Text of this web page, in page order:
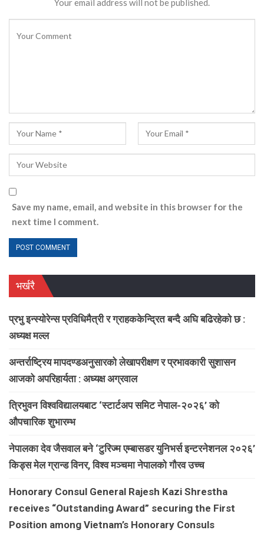
Your email address will not be published.
Save my name, email, and website in this browser for the
next time I comment.
भर्खरै
प्रभु इन्स्योरेन्स प्रविधिमैत्री र ग्राहककेन्द्रित बन्दै अघि बढिरहेको छ :
अध्यक्ष मल्ल
अन्तर्राष्ट्रिय मापदण्डअनुसारको लेखापरीक्षण र प्रभावकारी सुशासन
आजको अपरिहार्यता : अध्यक्ष अग्रवाल
त्रिभुवन विश्वविद्यालयबाट ‘स्टार्टअप समिट नेपाल-२०२६’ को
औपचारिक शुभारम्भ
नेपालका देव जैसवाल बने ‘टुरिज्म एम्बासडर युनिभर्स इन्टरनेशनल २०२६’
किड्स मेल ग्रान्ड विनर, विश्व मञ्चमा नेपालको गौरव उच्च
Honorary Consul General Rajesh Kazi Shrestha
receives “Outstanding Award” securing the First
Position among Vietnam’s Honorary Consuls